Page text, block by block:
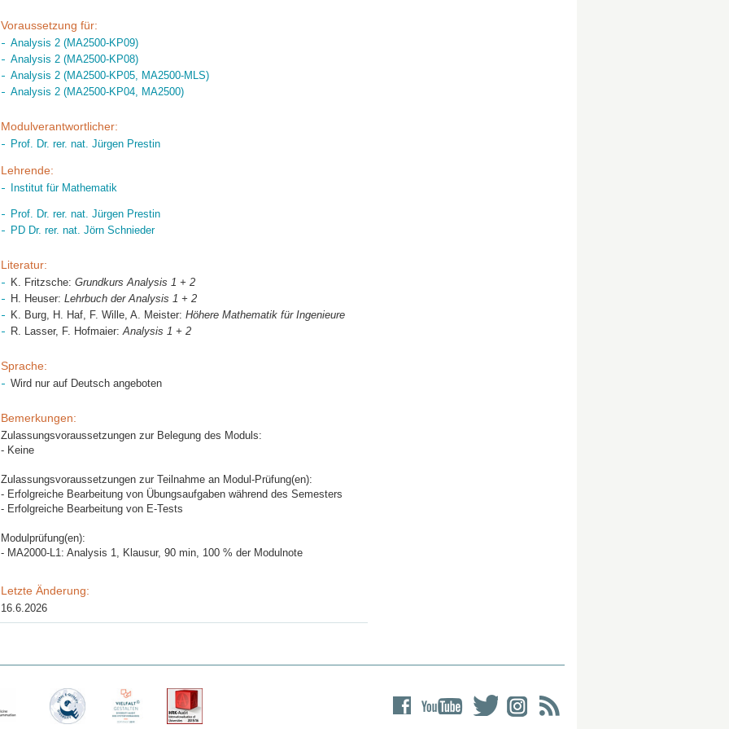
Voraussetzung für:
Analysis 2 (MA2500-KP09)
Analysis 2 (MA2500-KP08)
Analysis 2 (MA2500-KP05, MA2500-MLS)
Analysis 2 (MA2500-KP04, MA2500)
Modulverantwortlicher:
Prof. Dr. rer. nat. Jürgen Prestin
Lehrende:
Institut für Mathematik
Prof. Dr. rer. nat. Jürgen Prestin
PD Dr. rer. nat. Jörn Schnieder
Literatur:
K. Fritzsche: Grundkurs Analysis 1 + 2
H. Heuser: Lehrbuch der Analysis 1 + 2
K. Burg, H. Haf, F. Wille, A. Meister: Höhere Mathematik für Ingenieure
R. Lasser, F. Hofmaier:Analysis 1 + 2
Sprache:
Wird nur auf Deutsch angeboten
Bemerkungen:
Zulassungsvoraussetzungen zur Belegung des Moduls:
- Keine
Zulassungsvoraussetzungen zur Teilnahme an Modul-Prüfung(en):
- Erfolgreiche Bearbeitung von Übungsaufgaben während des Semesters
- Erfolgreiche Bearbeitung von E-Tests
Modulprüfung(en):
- MA2000-L1: Analysis 1, Klausur, 90 min, 100 % der Modulnote
Letzte Änderung:
16.6.2026